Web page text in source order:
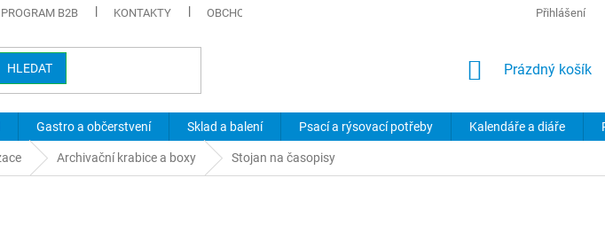
B2B KONTAKTY OBCHODNÍ PODMÍNKY PODMÍNKY OCHRANY OSOBNÍCH ÚDAJŮ
Přihlášení
HLEDAT
NÁKUPNÍ
Prázdný košík
Gastro a občerstvení Sklad a balení Psací a rýsovací potřeby Kalendáře a diáře
Archivační krabice a boxy Stojan na časopisy